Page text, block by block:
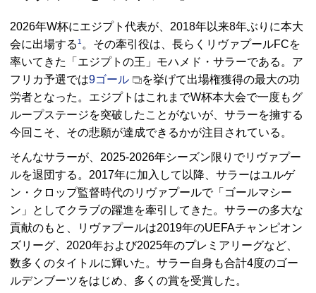
2026年W杯にエジプト代表が、2018年以来8年ぶりに本大
会に出場する 1 。その牽引役は、長らくリヴァプールFCを
率いてきた「エジプトの王」モハメド・サラーである。ア
フリカ予選では9ゴール
を挙げて出場権獲得の最大の功
労者となった。エジプトはこれまでW杯本大会で一度もグ
ループステージを突破したことがないが、サラーを擁する
今回こそ、その悲願が達成できるかが注目されている。
そんなサラーが、2025-2026年シーズン限りでリヴァプー
ルを退団する。2017年に加入して以降、サラーはユルゲ
ン・クロップ監督時代のリヴァプールで「ゴールマシー
ン」としてクラブの躍進を牽引してきた。サラーの多大な
貢献のもと、リヴァプールは2019年のUEFAチャンピオン
ズリーグ、2020年および2025年のプレミアリーグなど、
数多くのタイトルに輝いた。サラー自身も合計4度のゴー
ルデンブーツをはじめ、多くの賞を受賞した。